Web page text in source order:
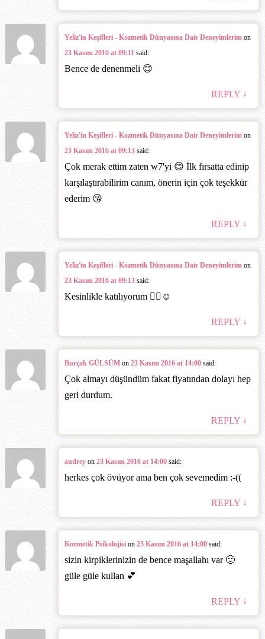
Yeliz'in Keşifleri - Kozmetik Dünyasına Dair Deneyimlerim on
23 Kasım 2016 at 09:11 said:
Bence de denenmeli 😊
REPLY ↓
Yeliz'in Keşifleri - Kozmetik Dünyasına Dair Deneyimlerim on
23 Kasım 2016 at 09:13 said:
Çok merak ettim zaten w7'yi 😊 İlk fırsatta edinip
karşılaştırabilirim canım, önerin için çok teşekkür
ederim 😘
REPLY ↓
Yeliz'in Keşifleri - Kozmetik Dünyasına Dair Deneyimlerim on
23 Kasım 2016 at 09:13 said:
Kesinlikle katılıyorum 👍🏻☺️
REPLY ↓
Burçak GÜLSÜM on 23 Kasım 2016 at 14:00 said:
Çok almayı düşündüm fakat fiyatından dolayı hep
geri durdum.
REPLY ↓
audrey on 23 Kasım 2016 at 14:00 said:
herkes çok övüyor ama ben çok sevemedim :-((
REPLY ↓
Kozmetik Psikolojisi on 23 Kasım 2016 at 14:00 said:
sizin kirpiklerinizin de bence maşallahı var 🙂
güle güle kullan 💕
REPLY ↓